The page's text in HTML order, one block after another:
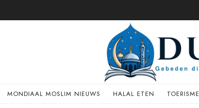
MONDIAAL MOSLIM NIEUWS HALAL ETEN TOERISME